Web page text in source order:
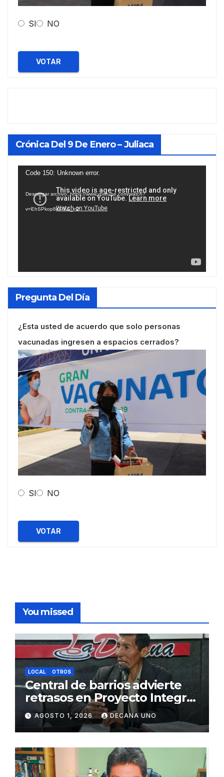
SI NO
VOTAR
Crónica Del 9 De Enero – Juliaca
Reproductor
vídeo
Code 150: Unknown error.
Descargar archivo: https://www.youtube.com/watch?
v=EhSPkop8KPY&_=2
Pregunta Del Día
¿Esta usted de acuerdo que solo personas
vacunadas ingresen a espacios cerrados?
SI NO
VOTAR
You missed
LOCAL OTROS
Central de barrios advierte
retrasos en Proyecto Integral
de Agua y Alcantarillado para
Juliaca
AGOSTO 1, 2026 DECANA UNO